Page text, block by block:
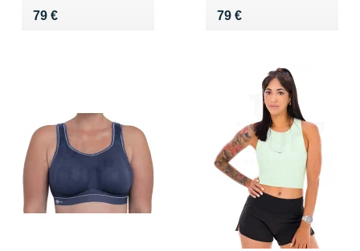
79 €
Vendu 79 € 79 €
Vendu 79 €